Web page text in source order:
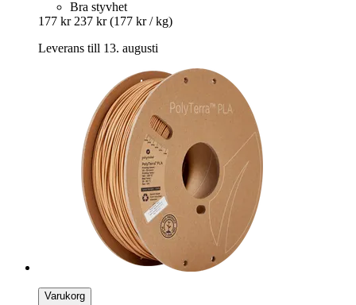
Bra styvhet
177 kr 237 kr (177 kr / kg)
Leverans till 13. augusti
Varukorg